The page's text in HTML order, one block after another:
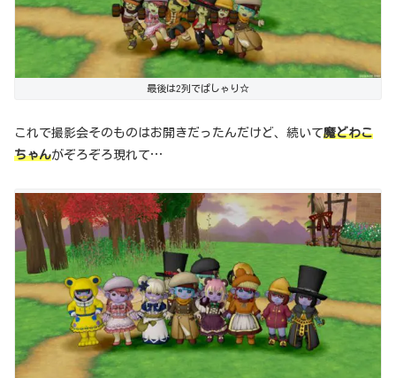
最後は2列でぱしゃり☆
これで撮影会そのものはお開きだったんだけど、続いて魔どわこ
ちゃんがぞろぞろ現れて…